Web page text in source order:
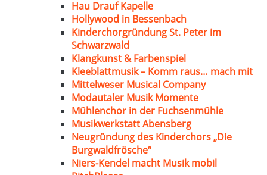
Hau Drauf Kapelle
Hollywood in Bessenbach
Kinderchorgründung St. Peter im
Schwarzwald
Klangkunst & Farbenspiel
Kleeblattmusik – Komm raus… mach mit
Mittelweser Musical Company
Modautaler Musik Momente
Mühlenchor in der Fuchsenmühle
Musikwerkstatt Abensberg
Neugründung des Kinderchors „Die
Burgwaldfrösche“
Niers-Kendel macht Musik mobil